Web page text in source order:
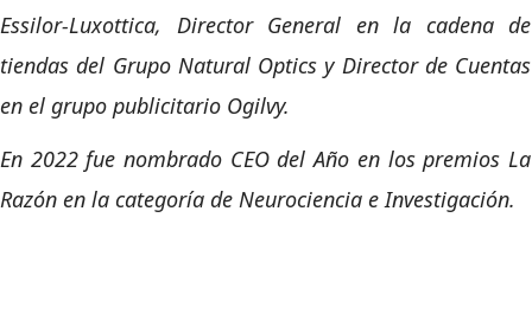
Essilor-Luxottica, Director General en la cadena de
tiendas del Grupo Natural Optics y Director de Cuentas
en el grupo publicitario Ogilvy.
En 2022 fue nombrado CEO del Año en los premios La
Razón en la categoría de Neurociencia e Investigación.